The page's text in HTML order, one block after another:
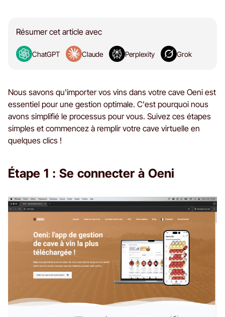
Résumer cet article avec
ChatGPT Claude Perplexity Grok
Nous savons qu'importer vos vins dans votre cave Oeni est
essentiel pour une gestion optimale. C'est pourquoi nous
avons simplifié le processus pour vous. Suivez ces étapes
simples et commencez à remplir votre cave virtuelle en
quelques clics !
Étape 1 : Se connecter à Oeni